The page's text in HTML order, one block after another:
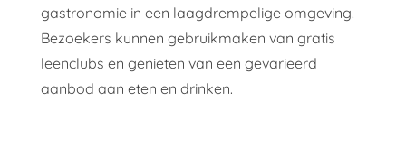
gastronomie in een laagdrempelige omgeving.
Bezoekers kunnen gebruikmaken van gratis
leenclubs en genieten van een gevarieerd
aanbod aan eten en drinken.